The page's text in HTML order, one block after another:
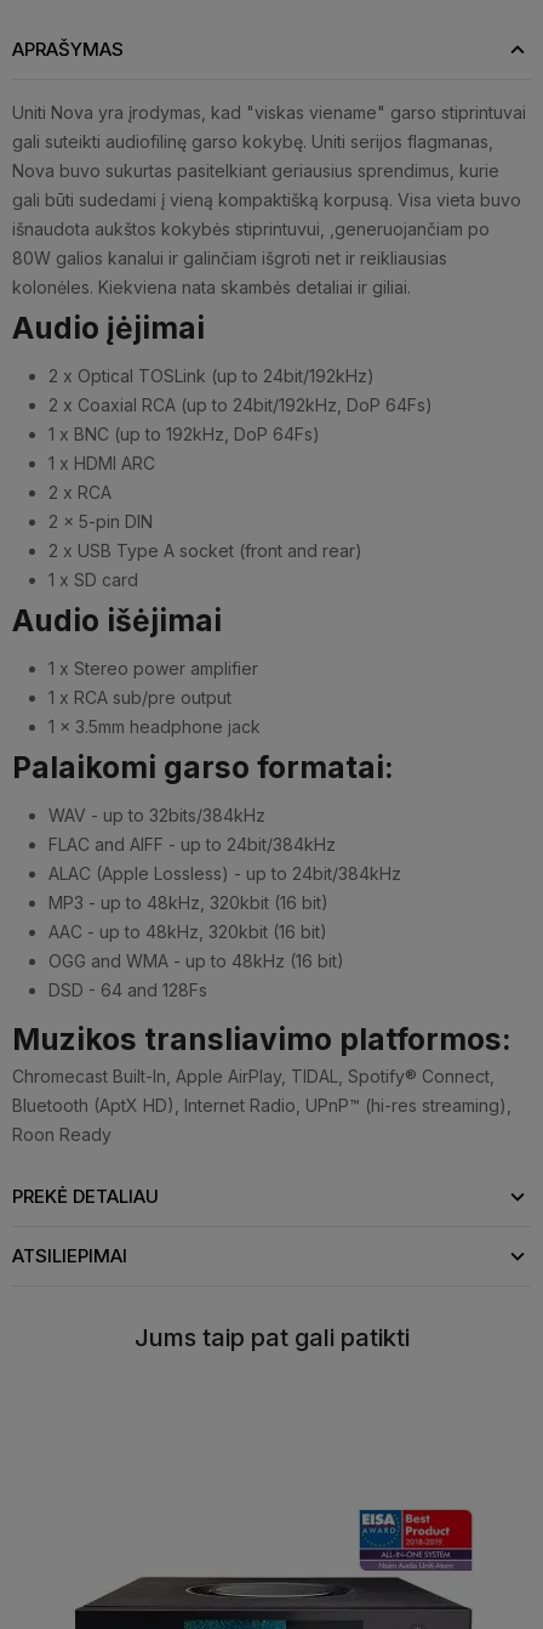
APRAŠYMAS
Uniti Nova yra įrodymas, kad "viskas viename" garso stiprintuvai
gali suteikti audiofilinę garso kokybę. Uniti serijos flagmanas,
Nova buvo sukurtas pasitelkiant geriausius sprendimus, kurie
gali būti sudedami į vieną kompaktišką korpusą. Visa vieta buvo
išnaudota aukštos kokybės stiprintuvui, ,generuojančiam po
80W galios kanalui ir galinčiam išgroti net ir reikliausias
kolonėles. Kiekviena nata skambės detaliai ir giliai.
Audio įėjimai
2 x Optical TOSLink (up to 24bit/192kHz)
2 x Coaxial RCA (up to 24bit/192kHz, DoP 64Fs)
1 x BNC (up to 192kHz, DoP 64Fs)
1 x HDMI ARC
2 x RCA
2 x 5-pin DIN
2 x USB Type A socket (front and rear)
1 x SD card
Audio išėjimai
1 x Stereo power amplifier
1 x RCA sub/pre output
1 x 3.5mm headphone jack
Palaikomi garso formatai:
WAV - up to 32bits/384kHz
FLAC and AIFF - up to 24bit/384kHz
ALAC (Apple Lossless) - up to 24bit/384kHz
MP3 - up to 48kHz, 320kbit (16 bit)
AAC - up to 48kHz, 320kbit (16 bit)
OGG and WMA - up to 48kHz (16 bit)
DSD - 64 and 128Fs
Muzikos transliavimo platformos:
Chromecast Built-In, Apple AirPlay, TIDAL, Spotify® Connect,
Bluetooth (AptX HD), Internet Radio, UPnP™ (hi-res streaming),
Roon Ready
PREKĖ DETALIAU
ATSILIEPIMAI
Jums taip pat gali patikti